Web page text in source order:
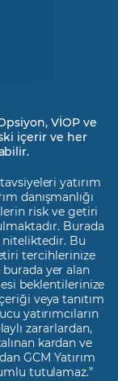
VİOP ve
içerir ve her
yatırım
danışmanlığı
risk ve getiri
Burada
niteliktedir. Bu
tercihlerinize
yer alan
beklentilerinize
veya tanıtım
yatırımcıların
zararlardan,
kardan ve
GCM Yatırım
tutulamaz.”